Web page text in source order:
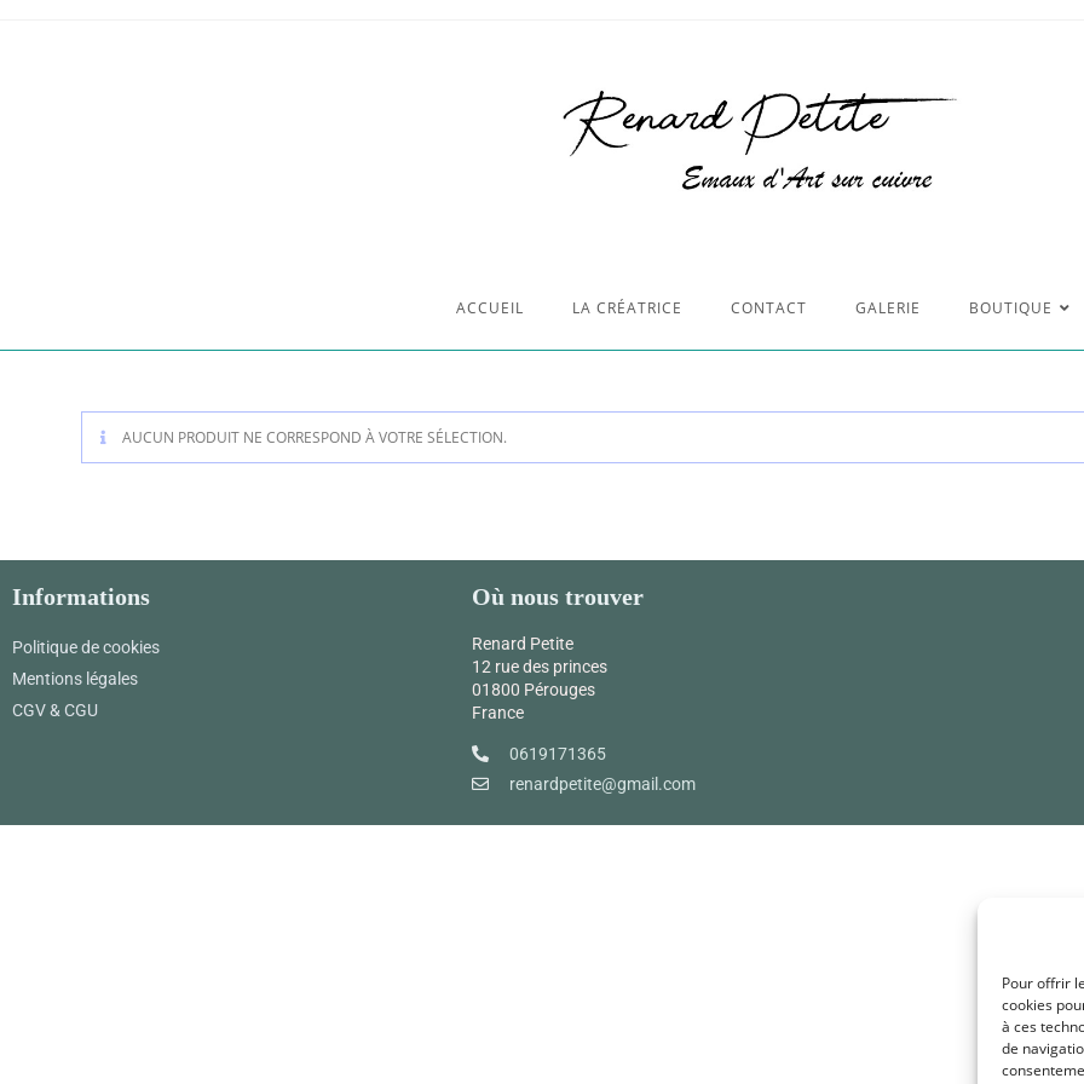
Pour offrir
cookies
à ces
de
ACCUEIL LA CRÉATRICE CONTACT GALERIE BOUTIQUE
AUCUN PRODUIT NE CORRESPOND À VOTRE SÉLECTION.
Informations
Politique de cookies
Mentions légales
CGV & CGU
Où nous trouver
Renard Petite
12 rue des princes
01800 Pérouges
France
0619171365
renardpetite@gmail.com